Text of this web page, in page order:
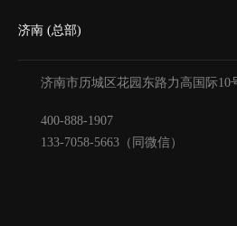
济南 (总部)
济南市历城区花园东路力高国际10
400-888-1907
133-7058-5663（同微信）